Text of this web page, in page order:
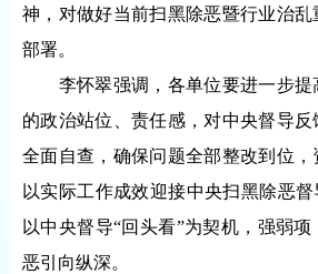
神，对做好当前扫黑除恶暨行业治
部署。
李怀翠强调，各单位要进一步提
的政治站位、责任感，对中央督导
全面自查，确保问题全部整改到位，
以实际工作成效迎接中央扫黑除恶
以中央督导“回头看”为契机，强弱
恶引向纵深。